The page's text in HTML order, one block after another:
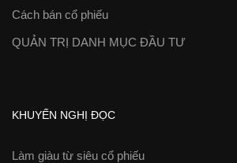
Cách bán cổ phiếu
QUẢN TRỊ DANH MỤC ĐẦU TƯ
KHUYẾN NGHỊ ĐỌC
Làm giàu từ siêu cổ phiếu